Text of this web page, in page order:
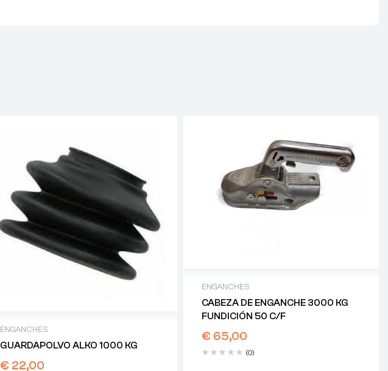
ENGANCHES
GUARDAPOLVO ALKO 1000 KG
€ 22,00
ENGANCHES
CABEZA DE ENGANCHE 3000 KG
FUNDICIÓN 50 C/F
€ 65,00
(0)